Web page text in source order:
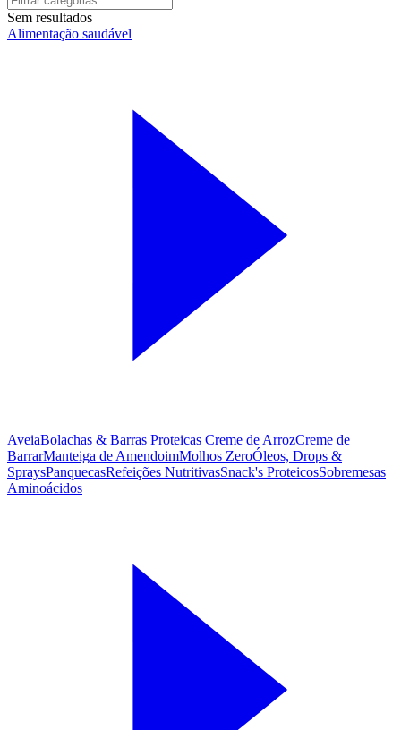
Sem resultados
Alimentação saudável
AveiaBolachas & Barras Proteicas Creme de ArrozCreme de
BarrarManteiga de AmendoimMolhos ZeroÓleos, Drops &
SpraysPanquecasRefeições NutritivasSnack's ProteicosSobremesas
Aminoácidos